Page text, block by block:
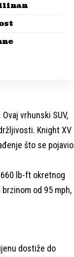
vrhunski SUV,
Knight XV
što se pojavio
lb-ft okretnog
od 95 mph,
dostiže do